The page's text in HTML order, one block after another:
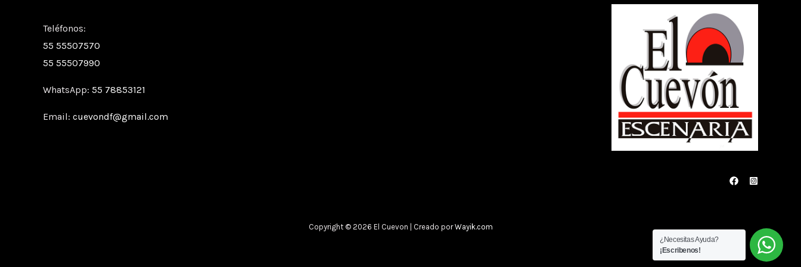
Teléfonos:
55 55507570
55 55507990
WhatsApp: 55 78853121
Email: cuevondf@gmail.com
Copyright © 2026 El Cuevon | Creado porWayik.com
¿Necesitas Ayuda?
¡Escribenos!